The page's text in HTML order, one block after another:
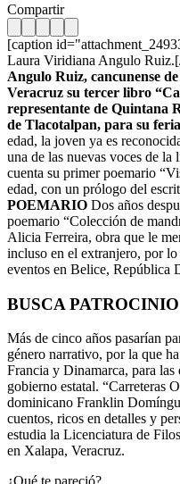
Compartir
[caption
Laura Viridiana Angulo
Angulo Ruiz, cancunense
Veracruz su tercer libro
representante de Quintana
de Tlacotalpan, para su
edad, la joven ya es
una de las nuevas voces de
cuenta su primer poemario
edad, con un prólogo del
POEMARIO Dos años
poemario “Colección de
Alicia Ferreira, obra que le
incluso en el extranjero, por lo
eventos en Belice, República
BUSCA
Más de cinco años pasarían
género narrativo, por la que
Francia y Dinamarca, para
gobierno estatal. “Carreteras
dominicano Franklin
cuentos, ricos en detalles y
estudia la Licenciatura de
en Xalapa, Veracruz.